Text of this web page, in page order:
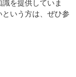
を提供していま
いう方は、ぜひ参